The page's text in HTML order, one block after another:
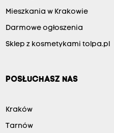
Mieszkania w Krakowie
Darmowe ogłoszenia
Sklep z kosmetykami tolpa.pl
POSŁUCHASZ NAS
Kraków
Tarnów